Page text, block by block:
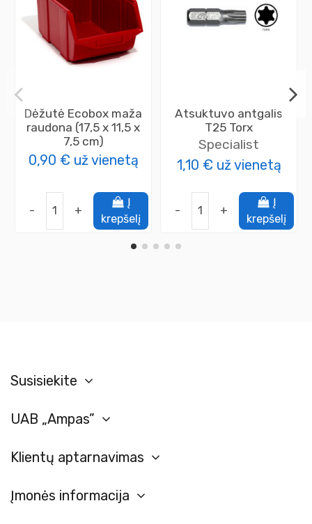
Dėžutė Ecobox maža
raudona (17,5 x 11,5 x
7,5 cm)
0,90 € už vienetą
- +
Į
krepšelį
Atsuktuvo antgalis
T25 Torx
Specialist
1,10 € už vienetą
- +
Į
krepšelį
Susisiekite
UAB „Ampas”
Klientų aptarnavimas
Įmonės informacija